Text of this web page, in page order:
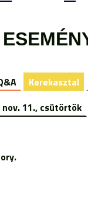
Kerekasztal
nov. 11., csütörtök